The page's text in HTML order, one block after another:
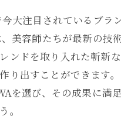
大注目されているブラ
美容師たちが最新の技
ンドを取り入れた斬新
り出すことができます
を選び、その成果に満
。